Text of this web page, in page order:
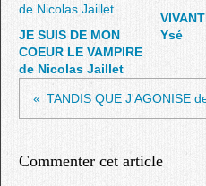
JE SUIS DE MON
COEUR LE VAMPIRE
de Nicolas Jaillet
Ysé
Commenter cet article